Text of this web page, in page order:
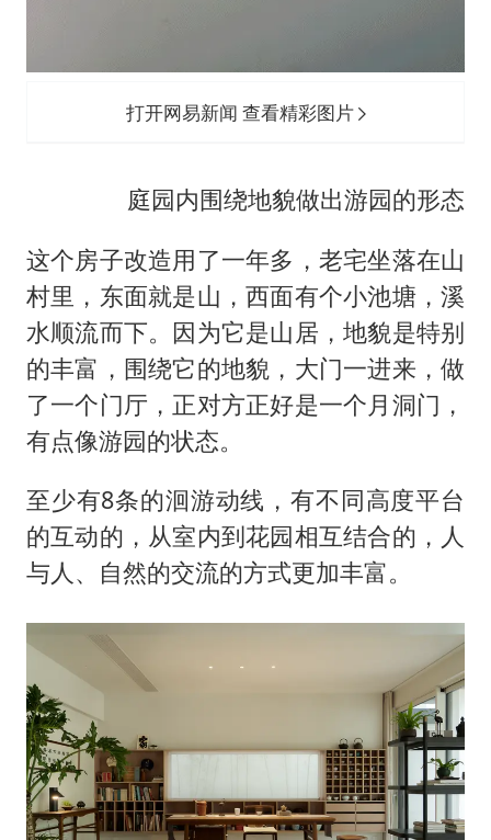
打开网易新闻 查看精彩图片
庭园内围绕地貌做出游园的形态
这个房子改造用了一年多，老宅坐落在山
村里，东面就是山，西面有个小池塘，溪
水顺流而下。因为它是山居，地貌是特别
的丰富，围绕它的地貌，大门一进来，做
了一个门厅，正对方正好是一个月洞门，
有点像游园的状态。
至少有8条的洄游动线，有不同高度平台
的互动的，从室内到花园相互结合的，人
与人、自然的交流的方式更加丰富。